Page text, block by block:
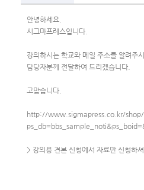
안녕하세요.
시그마프레스입니다.
강의하시는 학교와 메일 주소를 알려주
담당자분께 전달하여 드리겠습니다.
고맙습니다.
http://www.sigmapress.co.kr/
> 강의용 견본 신청에서 자료만 신청하